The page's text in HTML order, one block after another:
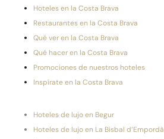
Hoteles en la Costa Brava
Restaurantes en la Costa Brava
Qué ver en la Costa Brava
Qué hacer en la Costa Brava
Promociones de nuestros hoteles
Inspírate en la Costa Brava
Hoteles de lujo en Begur
Hoteles de lujo en La Bisbal d’Empordà